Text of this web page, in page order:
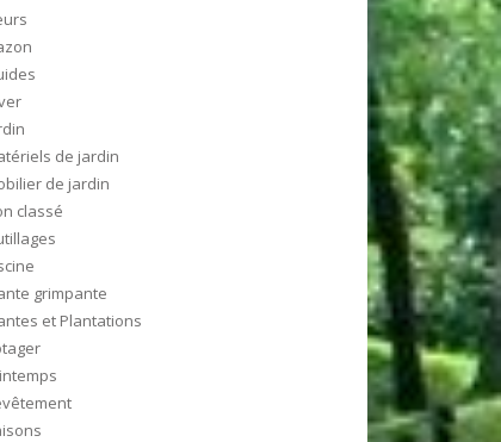
de jardin
de jardin
classé
grimpante
et Plantations